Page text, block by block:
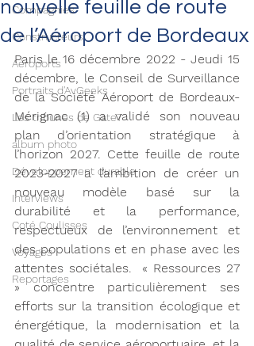
Compagnies
Constructeurs
Aéroports
Portraits d'AvGeeks
Les tribunes de Gate7
album photo
Développement durable
Interviews
Coté Coulisses
Voyages
Reportages
nouvelle feuille de route
de l’Aéroport de Bordeaux
Paris le 16 décembre 2022 - Jeudi 15
décembre, le Conseil de Surveillance
de la Société Aéroport de Bordeaux-
Mérignac (1) a validé son nouveau
plan d’orientation stratégique à
l’horizon 2027. Cette feuille de route
2023-2027 a l’ambition de créer un
nouveau modèle basé sur la
durabilité et la performance,
respectueux de l’environnement et
des populations et en phase avec les
attentes sociétales.  « Ressources 27
» concentre particulièrement ses
efforts sur la transition écologique et
énergétique, la modernisation et la